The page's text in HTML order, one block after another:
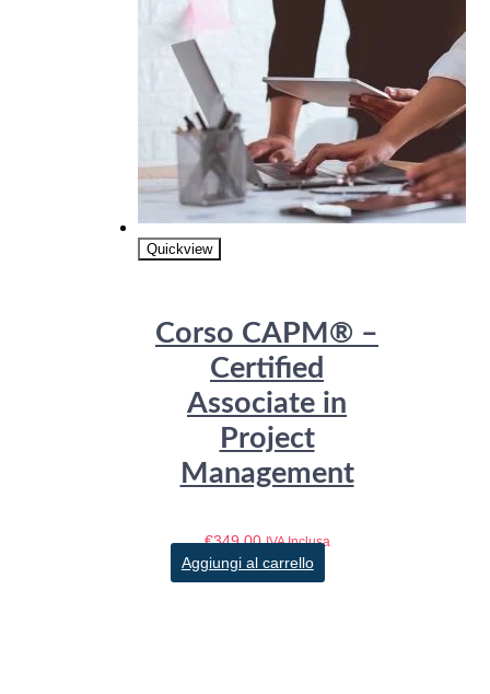
Quickview
Corso CAPM® –
Certified
Associate in
Project
Management
€349,00 IVA Inclusa
Aggiungi al carrello